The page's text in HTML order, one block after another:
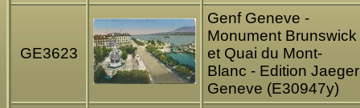
GE3623
Genf Geneve -
Monument Brunswick
et Quai du Mont-
Blanc - Edition Jaeger
Geneve (E30947y)